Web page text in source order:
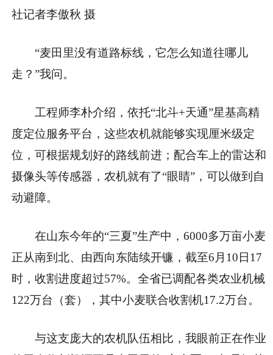
社记者李傲秋 摄
“麦田里没有道路标线，它怎么知道往哪儿
走？”我问。
工程师李朴介绍，依托“北斗+天通”星基高精
度定位服务平台，这些农机就能够实现厘米级定
位，可根据规划好的路线前进；配合车上的雷达和
摄像头等传感器，农机就有了“眼睛”，可以做到自
动避障。
在山东今年的“三夏”生产中，6000多万亩小麦
正从南到北、由西向东陆续开镰，截至6月10日17
时，收割进度超过57%。全省已调配各类农业机械
122万台（套），其中小麦联合收割机17.2万台。
与这支庞大的农机队伍相比，我眼前正在作业